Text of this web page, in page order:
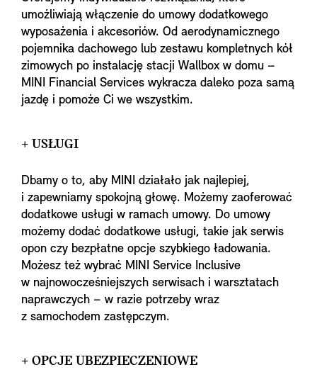
umożliwiają włączenie do umowy dodatkowego
wyposażenia i akcesoriów. Od aerodynamicznego
pojemnika dachowego lub zestawu kompletnych kół
zimowych po instalację stacji Wallbox w domu –
MINI Financial Services wykracza daleko poza samą
jazdę i pomoże Ci we wszystkim.
+ USŁUGI
Dbamy o to, aby MINI działało jak najlepiej,
i zapewniamy spokojną głowę. Możemy zaoferować
dodatkowe usługi w ramach umowy. Do umowy
możemy dodać dodatkowe usługi, takie jak serwis
opon czy bezpłatne opcje szybkiego ładowania.
Możesz też wybrać MINI Service Inclusive
w najnowocześniejszych serwisach i warsztatach
naprawczych – w razie potrzeby wraz
z samochodem zastępczym.
+ OPCJE UBEZPIECZENIOWE